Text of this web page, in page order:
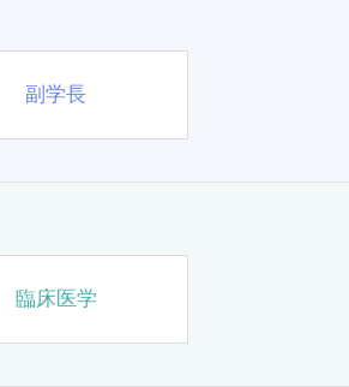
副学長
臨床医学